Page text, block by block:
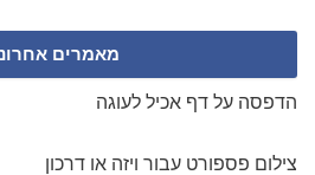
אמיתי. שירות שהרגיש לי כמו פעם...
דניאל מכפר סבא
מאמרים
הדפסה על דף אכיל לעוגה
צילום פספורט עבור ויזה או דרכון